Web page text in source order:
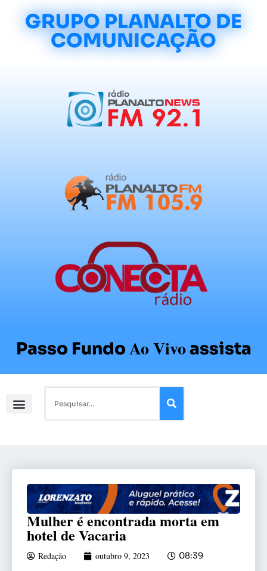
GRUPO PLANALTO DE
COMUNICAÇÃO
Passo FundoAo Vivoassista
Mulher é encontrada morta em
hotel de Vacaria
Redação outubro 9, 2023 08:39